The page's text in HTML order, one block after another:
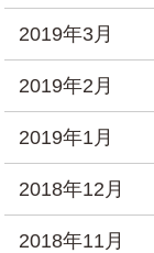
2019年3月
2019年2月
2019年1月
2018年12月
2018年11月